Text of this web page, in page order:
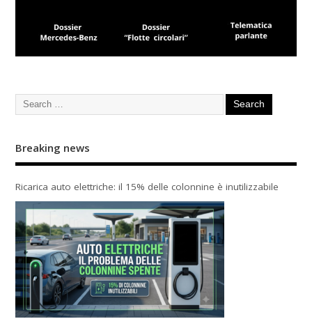
Breaking news
Ricarica auto elettriche: il 15% delle colonnine è inutilizzabile